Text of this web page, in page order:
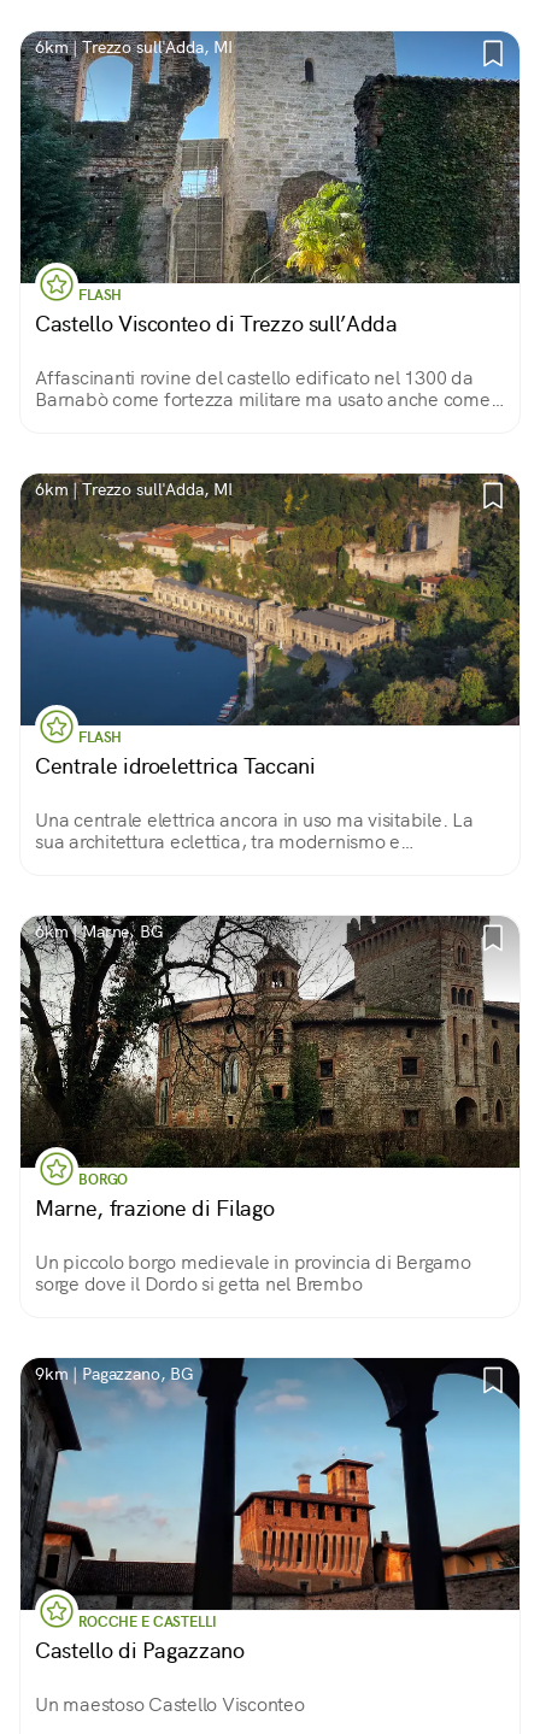
6km | Trezzo sull'Adda, MI
FLASH
Castello Visconteo di Trezzo sull’Adda
Affascinanti rovine del castello edificato nel 1300 da
Barnabò come fortezza militare ma usato anche come
6km | Trezzo sull'Adda, MI
FLASH
Centrale idroelettrica Taccani
Una centrale elettrica ancora in uso ma visitabile. La
sua architettura eclettica, tra modernismo e
6km | Marne, BG
BORGO
Marne, frazione di Filago
Un piccolo borgo medievale in provincia di Bergamo
sorge dove il Dordo si getta nel Brembo
9km | Pagazzano, BG
ROCCHE E CASTELLI
Castello di Pagazzano
Un maestoso Castello Visconteo